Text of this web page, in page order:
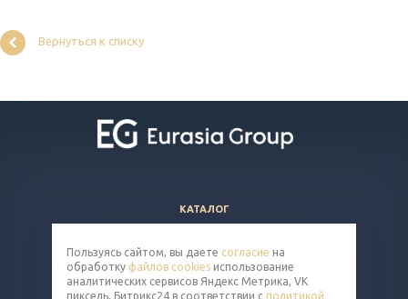
Вернуться к списку
КАТАЛОГ
КОМПАНИЯ
КОНТАКТЫ
Пользуясь сайтом, вы даете согласие на
обработку файлов cookies использование
аналитических сервисов Яндекс Метрика, VK
пиксель, Битрикс24 в соответствии с политикой